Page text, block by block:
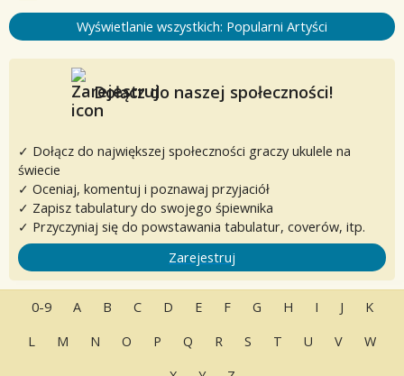
Wyświetlanie wszystkich: Popularni Artyści
Dołącz do naszej społeczności!
✓ Dołącz do największej społeczności graczy ukulele na
świecie
✓ Oceniaj, komentuj i poznawaj przyjaciół
✓ Zapisz tabulatury do swojego śpiewnika
✓ Przyczyniaj się do powstawania tabulatur, coverów, itp.
Zarejestruj
0-9 A B C D E F G H I J
K
L
M N O P Q R S T U V
W